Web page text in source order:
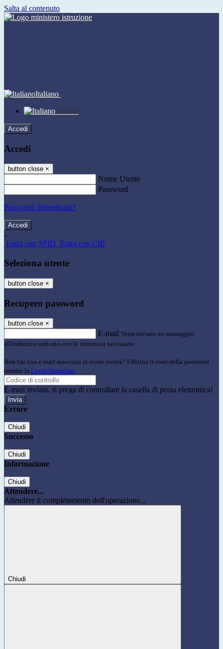
Salta al contenuto
Italiano
Italiano
Accedi
Accedi
button close ×
Nome Utente
Password
Password dimenticata?
-
Entra con SPID Entra con CIE
Seleziona utente
button close ×
Recupero password
button close ×
E-mail Verrà inviato un messaggio
all'indirizzo indicato con le istruzioni necessarie.
Non hai una e-mail associata al nome utente? Effettua il reset della password
tramite la Login Spaggiari
E-mail inviata, si prega di controllare la casella di posta elettronica!
Errore
Chiudi
Successo
Chiudi
Informazione
Chiudi
Attendere...
Attendere il completamento dell'operazione...
Chiudi